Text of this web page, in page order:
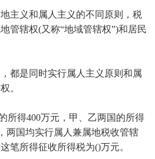
主义和属人主义的不同原则，税
管辖权(又称“地域管辖权”)和居民
都是同时实行属人主义原则和属
。
所得400万元，甲、乙两国的所得
两国均实行属人兼属地税收管辖
笔所得征收所得税为()万元。